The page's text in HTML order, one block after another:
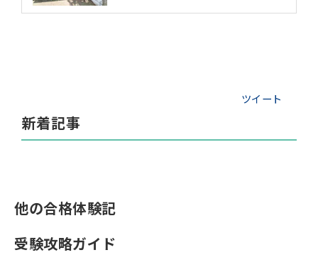
ツイート
新着記事
他の合格体験記
受験攻略ガイド